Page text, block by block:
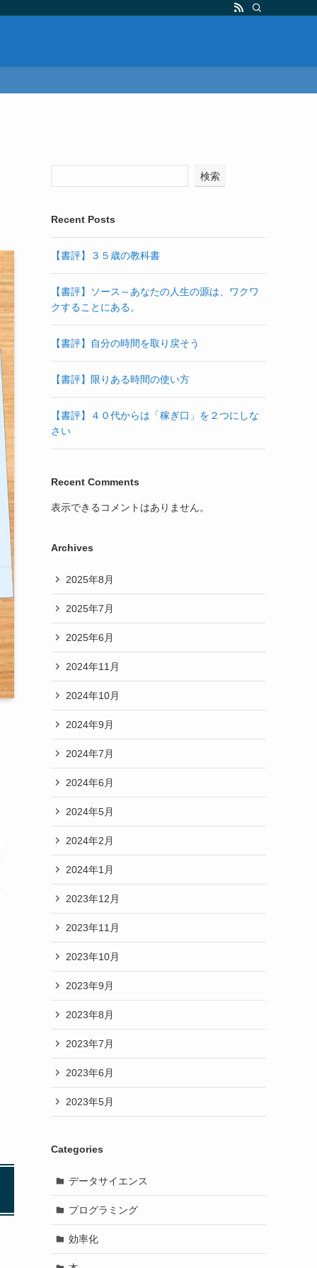
検索
Recent Posts
【書評】３５歳の教科書
【書評】ソース～あなたの人生の源は、ワクワ
クすることにある。
【書評】自分の時間を取り戻そう
【書評】限りある時間の使い方
【書評】４０代からは「稼ぎ口」を２つにしな
さい
Recent Comments
表示できるコメントはありません。
Archives
2025年8月
2025年7月
2025年6月
2024年11月
2024年10月
2024年9月
2024年7月
2024年6月
2024年5月
2024年2月
2024年1月
2023年12月
2023年11月
2023年10月
2023年9月
2023年8月
2023年7月
2023年6月
2023年5月
Categories
データサイエンス
プログラミング
効率化